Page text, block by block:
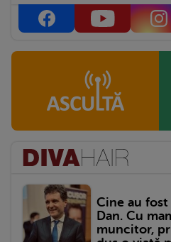
Cine au
Dan. Cu
muncitor,